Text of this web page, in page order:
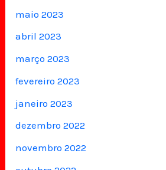
maio 2023
abril 2023
março 2023
fevereiro 2023
janeiro 2023
dezembro 2022
novembro 2022